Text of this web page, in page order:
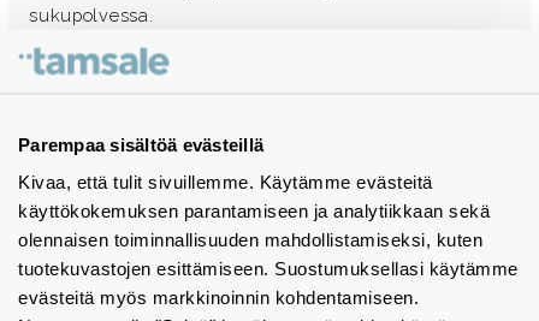
Parempaa sisältöä evästeillä
Kivaa, että tulit sivuillemme. Käytämme evästeitä
käyttökokemuksen parantamiseen ja analytiikkaan sekä
olennaisen toiminnallisuuden mahdollistamiseksi, kuten
tuotekuvastojen esittämiseen. Suostumuksellasi käytämme
evästeitä myös markkinoinnin kohdentamiseen.
sukupolvessa.
Ota yhteyttä - autamme mielellämme
Tuotekuvastot
Instagram
BIM-objektit
Yhteystiedot